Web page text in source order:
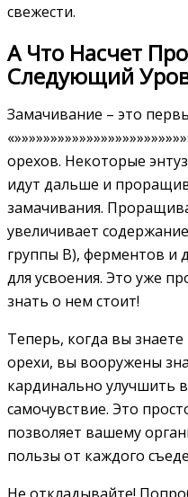
свежести.
А Что Насчет
Следующий
Замачивание – это
орехов. Некоторые
идут дальше и
замачивания.
увеличивает
группы В), ферментов и
для усвоения. Это уже
знать о нем стоит!
Теперь, когда вы
орехи, вы вооружены
кардинально улучшить
самочувствие. Это
позволяет вашему
пользы от каждого